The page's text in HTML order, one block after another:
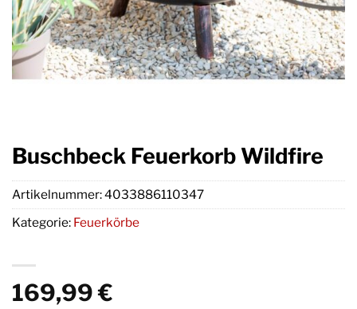
Buschbeck Feuerkorb Wildfire
169,99€
Artikelnummer:4033886110347
Kategorie: Feuerkörbe